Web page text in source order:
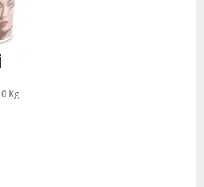
Kg